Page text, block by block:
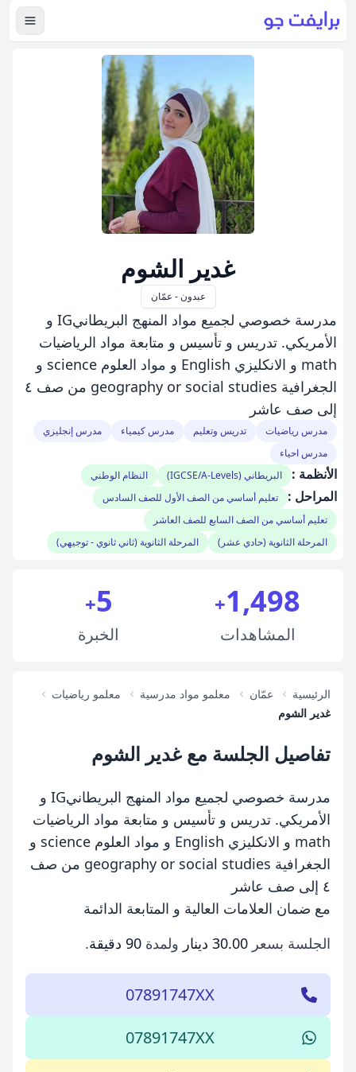
عرض
غدير الشوم
عبدون - عمّان
مدرسة خصوصي لجميع مواد المنهج البريطانيIG و
الأمريكي. تدريس و تأسيس و متابعة مواد الرياضيات
math و الانكليزي English و مواد العلوم science و
الجغرافية geography or social studies من صف ٤
إلى صف عاشر
مدرس رياضيات تدريس وتعليم مدرس كيمياء
مدرس إنجليزي
مدرس احياء
الأنظمة : البريطاني (IGCSE/A-Levels) النظام الوطني
المراحل :
تعليم أساسي من الصف الأول للصف السادس
تعليم أساسي من الصف السابع للصف العاشر
المرحلة الثانوية (حادي عشر)
المرحلة الثانوية (ثاني ثانوي - توجيهي)
1,498
+
المشاهدات
5
+
الخبرة
الرئيسية عمّان معلمو مواد مدرسية
معلمو رياضيات
غدير الشوم
تفاصيل الجلسة مع غدير الشوم
مدرسة خصوصي لجميع مواد المنهج البريطانيIG و
الأمريكي. تدريس و تأسيس و متابعة مواد الرياضيات
math و الانكليزي English و مواد العلوم science و
الجغرافية geography or social studies من صف
٤ إلى صف عاشر
مع ضمان العلامات العالية و المتابعة الدائمة
الجلسة بسعر 30.00 دينار ولمدة 90 دقيقة .
07891747XX
07891747XX